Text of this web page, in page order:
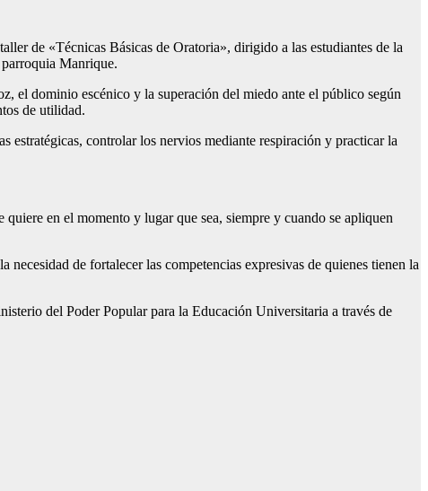
de «Técnicas Básicas de Oratoria», dirigido a las estudiantes de la
Manrique.
el dominio escénico y la superación del miedo ante el público según
de utilidad.
estratégicas, controlar los nervios mediante respiración y practicar la
en el momento y lugar que sea, siempre y cuando se apliquen
de fortalecer las competencias expresivas de quienes tienen la
del Poder Popular para la Educación Universitaria a través de